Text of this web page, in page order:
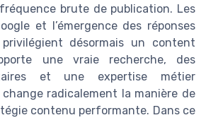
brute de publication. Les
et l’émergence des réponses
désormais un content
une vraie recherche, des
et une expertise métier
radicalement la manière de
contenu performante. Dans ce